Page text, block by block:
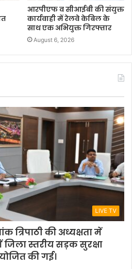
आरपीएफ व सीआईबी की संयुक्त
कार्यवाही में रेलवे केबिल के
साथ एक अभियुक्त गिरफ्तार
August 6, 2026
LIVE TV
त्रिपाठी की अध्यक्षता में
स्तरीय सड़क सुरक्षा
की गई।